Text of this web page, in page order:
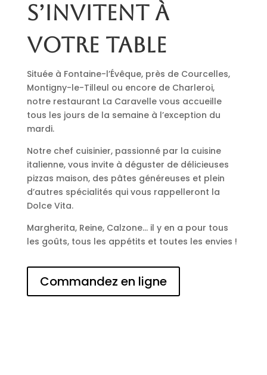
s’invitent à
votre table
Située à Fontaine-l’Évêque, près de Courcelles,
Montigny-le-Tilleul ou encore de Charleroi,
notre restaurant La Caravelle vous accueille
tous les jours de la semaine à l’exception du
mardi.
Notre chef cuisinier, passionné par la cuisine
italienne, vous invite à déguster de délicieuses
pizzas maison, des pâtes généreuses et plein
d’autres spécialités qui vous rappelleront la
Dolce Vita.
Margherita, Reine, Calzone… il y en a pour tous
les goûts, tous les appétits et toutes les envies !
Commandez en ligne